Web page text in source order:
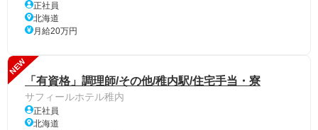
正社員
北海道
月給20万円
NEW
「有資格」調理師/その他/稚内駅/住宅手当・寮
サフィールホテル稚内
正社員
北海道